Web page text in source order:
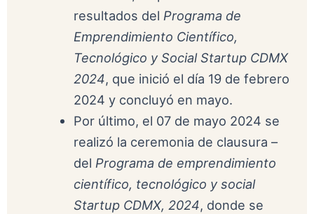
resultados del Programa de
Emprendimiento Científico,
Tecnológico y Social Startup CDMX
2024, que inició el día 19 de febrero
2024 y concluyó en mayo.
Por último, el 07 de mayo 2024 se
realizó la ceremonia de clausura –
del Programa de emprendimiento
científico, tecnológico y social
Startup CDMX, 2024, donde se